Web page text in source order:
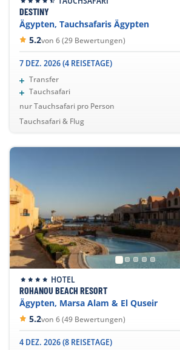
DESTINY
Ägypten, Tauchsafaris Ägypten
5.2von 6 (29 Bewertungen)
7 DEZ. 2026 (4 REISETAGE)
Transfer
Tauchsafari
nur Tauchsafari pro Person
Tauchsafari & Flug
HOTEL
ROHANOU BEACH RESORT
Ägypten, Marsa Alam & El Quseir
5.2von 6 (49 Bewertungen)
4 DEZ. 2026 (8 REISETAGE)